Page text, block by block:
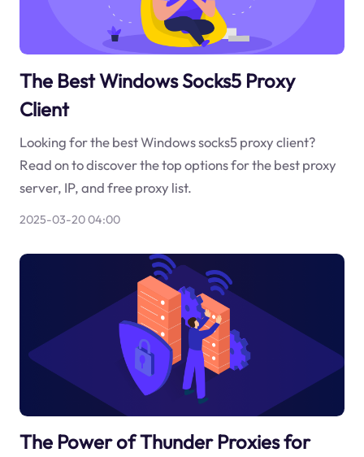
The Best Windows Socks5 Proxy
Client
Looking for the best Windows socks5 proxy client?
Read on to discover the top options for the best proxy
server, IP, and free proxy list.
2025-03-20 04:00
The Power of Thunder Proxies for